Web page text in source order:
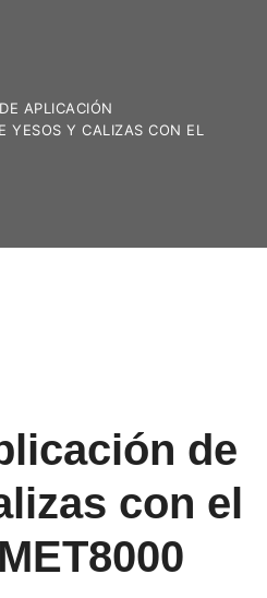
APLICACIÓN
YESOS Y CALIZAS CON EL
de
con el